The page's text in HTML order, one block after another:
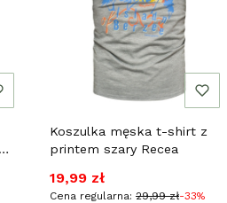
Koszulka męska t-shirt z
printem szary Recea
Cena promocyjna
19,99 zł
Cena regularna: 29,99 zł-33%